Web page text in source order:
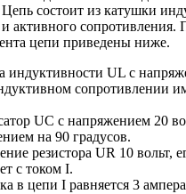
состоит из катушки
и активного сопротивления.
цепи приведены ниже.
индуктивности UL с
сопротивлении
UC с напряжением 20
на 90 градусов.
резистора UR 10 вольт,
с током I.
в цепи I равняется 3